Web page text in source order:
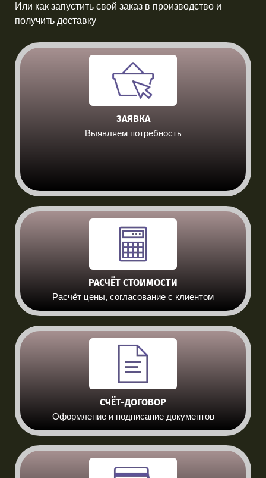
Или как запустить свой заказ в производство и
получить доставку
ЗАЯВКА
Выявляем потребность
РАСЧЁТ СТОИМОСТИ
Расчёт цены, согласование с клиентом
СЧЁТ-ДОГОВОР
Оформление и подписание документов